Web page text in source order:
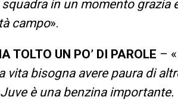
in un momento grazia
campo».
TOLTO UN PO’ DI PAROLE – «
vita bisogna avere paura di
è una benzina importante.